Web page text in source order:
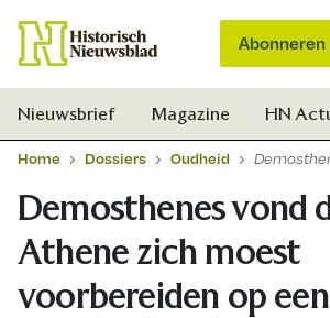
Abonneren
Nieuwsbrief Magazine HN
Home Dossiers Oudheid
Demosthenes vond
Athene zich moest
voorbereiden op